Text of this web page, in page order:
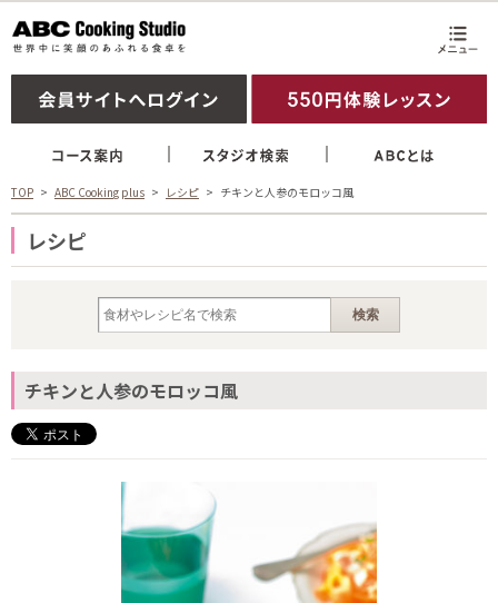
TOP ABC Cooking plus レシピ チキンと人参のモロッコ風
レシピ
チキンと人参のモロッコ風